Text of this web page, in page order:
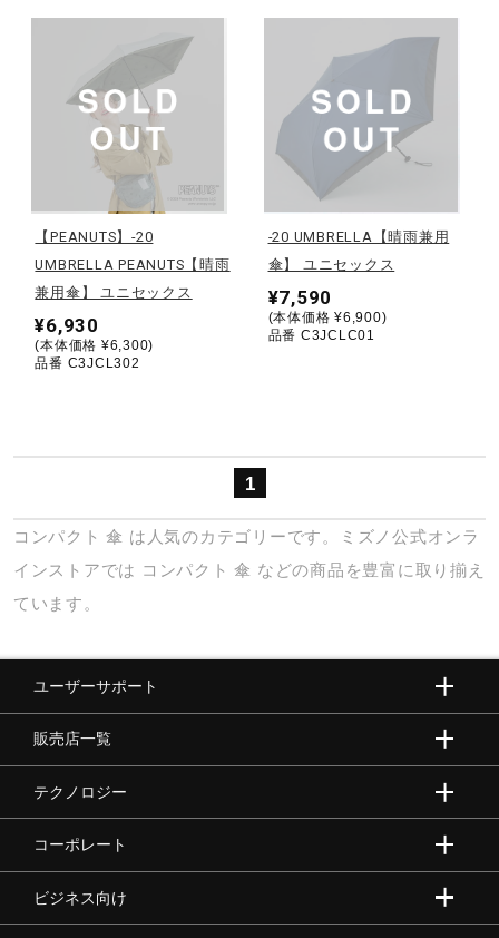
ライフスタイルグッズ
インナー
アウトドア／レイン
健康／エクササイズ
ジュニア／キッズ
セール
その他
【PEANUTS】-20
UMBRELLA PEANUTS【晴雨
兼用傘】 ユニセックス
¥6,930
(本体価格 ¥6,300)
品番 C3JCL302
-20 UMBRELLA【晴雨兼用
傘】 ユニセックス
¥7,590
(本体価格 ¥6,900)
品番 C3JCLC01
1
コンパクト 傘 は人気のカテゴリーです。ミズノ公式オンラ
インストアでは コンパクト 傘 などの商品を豊富に取り揃え
ています。
ユーザーサポート
販売店一覧
テクノロジー
コーポレート
ビジネス向け